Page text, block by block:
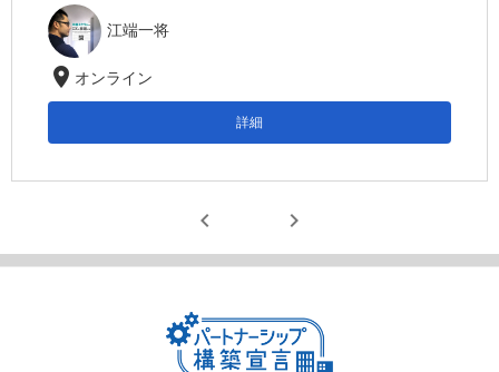
江端一将
location_on オンライン
詳細
chevron_left chevron_right